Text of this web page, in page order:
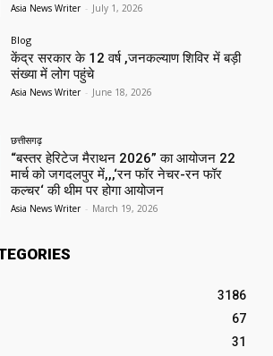
Asia News Writer - July 1, 2026
Blog
केंद्र सरकार के 12 वर्ष ,जनकल्याण शिविर में बड़ी
संख्या में लोग पहुंचे
Asia News Writer - June 18, 2026
छत्तीसगढ़
“बस्तर हेरिटेज मैराथन 2026” का आयोजन 22
मार्च को जगदलपुर में,,,‘रन फॉर नेचर-रन फॉर
कल्चर‘ की थीम पर होगा आयोजन
Asia News Writer - March 19, 2026
3186
67
31